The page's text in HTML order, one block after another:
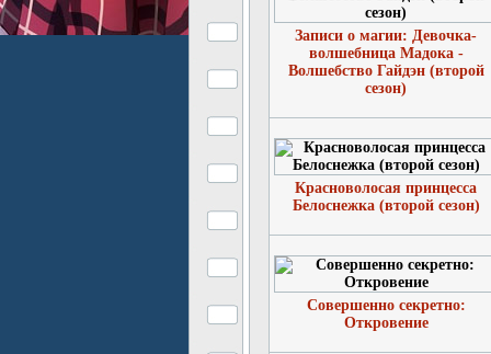
Записи о магии: Девочка-
волшебница Мадока -
Волшебство Гайдэн (второй
сезон)
Красноволосая принцесса
Белоснежка (второй сезон)
Совершенно секретно:
Откровение